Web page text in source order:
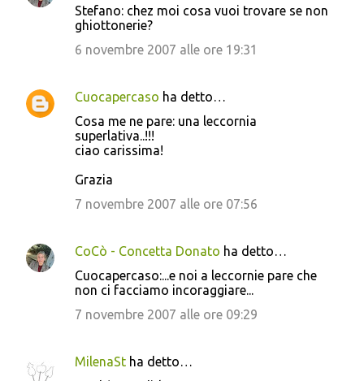
Stefano: chez moi cosa vuoi trovare se non
ghiottonerie?
6 novembre 2007 alle ore 19:31
Cuocapercaso ha detto…
Cosa me ne pare: una leccornia
superlativa..!!!
ciao carissima!
Grazia
7 novembre 2007 alle ore 07:56
CoCò - Concetta Donato ha detto…
Cuocapercaso:...e noi a leccornie pare che
non ci facciamo incoraggiare...
7 novembre 2007 alle ore 09:29
MilenaSt ha detto…